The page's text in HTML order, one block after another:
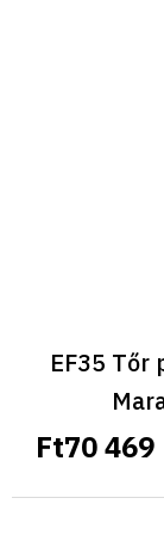
EF35 Tőr
Ft70 469